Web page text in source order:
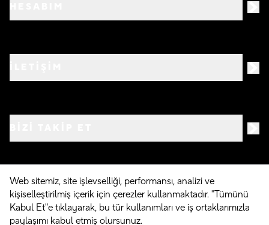
©2026 Crocs.com.tr • Tüm hakları saklıdır
Web sitemiz, site işlevselliği, performansı, analizi ve
kişiselleştirilmiş içerik için çerezler kullanmaktadır. "Tümünü
Kabul Et"e tıklayarak, bu tür kullanımları ve iş ortaklarımızla
paylaşımı kabul etmiş olursunuz.